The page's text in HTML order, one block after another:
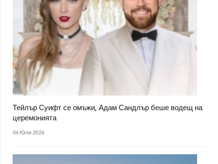
Тейлър Суифт се омъжи, Адам Сандлър беше водещ на
церемонията
06 Юли 2026